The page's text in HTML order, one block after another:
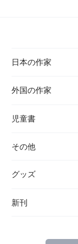
日本の作家
外国の作家
チェコ
ハンガリー
その他
ポーランド
児童書
その他
グッズ
新刊